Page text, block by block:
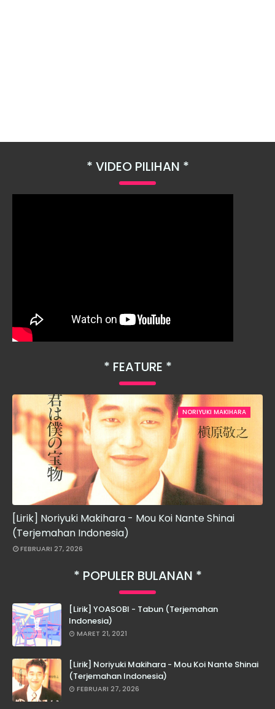
VIDEO PILIHAN
FEATURE
NORIYUKI MAKIHARA
[Lirik] Noriyuki Makihara - Mou Koi Nante Shinai
(Terjemahan Indonesia)
FEBRUARI 27, 2026
POPULER BULANAN
[Lirik] YOASOBI - Tabun (Terjemahan
Indonesia)
MARET 21, 2021
[Lirik] Noriyuki Makihara - Mou Koi Nante Shinai
(Terjemahan Indonesia)
FEBRUARI 27, 2026